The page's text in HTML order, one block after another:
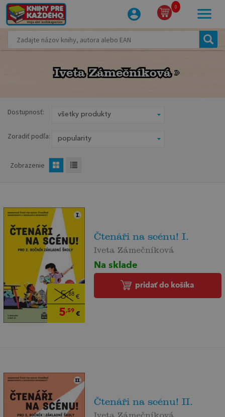
0
Iveta Zámečníková
Iveta Zámečníková
Dostupnosť:
Zoradiť podľa:
Zobrazenie
5,88€
5,59 €
Čtenáři na scénu! I.
Iveta Zámečníková
Na sklade
pridať do košíka
Čtenáři na scénu! II.
Iveta Zámečníková